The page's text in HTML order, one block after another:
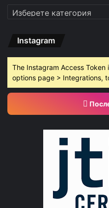
Категории
Instagram
The Instagram Access
options page > Integrations,